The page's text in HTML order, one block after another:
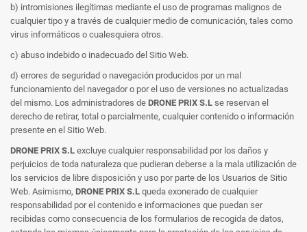
b) intromisiones ilegítimas mediante el uso de programas malignos de
cualquier tipo y a través de cualquier medio de comunicación, tales como
virus informáticos o cualesquiera otros.
c) abuso indebido o inadecuado del Sitio Web.
d) errores de seguridad o navegación producidos por un mal
funcionamiento del navegador o por el uso de versiones no actualizadas
del mismo. Los administradores de DRONE PRIX S.L se reservan el
derecho de retirar, total o parcialmente, cualquier contenido o información
presente en el Sitio Web.
DRONE PRIX S.L excluye cualquier responsabilidad por los daños y
perjuicios de toda naturaleza que pudieran deberse a la mala utilización de
los servicios de libre disposición y uso por parte de los Usuarios de Sitio
Web. Asimismo, DRONE PRIX S.L queda exonerado de cualquier
responsabilidad por el contenido e informaciones que puedan ser
recibidas como consecuencia de los formularios de recogida de datos,